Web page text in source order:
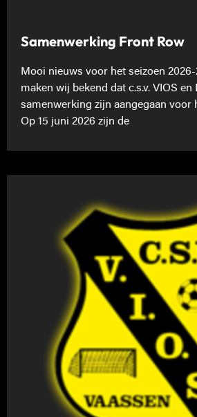
Samenwerking Front Row
Mooi nieuws voor het seizoen
maken wij bekend dat c.s.v. VIOS en
samenwerking zijn aangegaan voor
Op 15 juni 2026 zijn de